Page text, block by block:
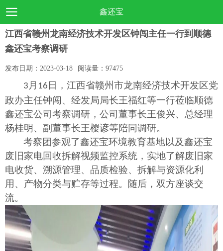
鑫还宝
江西省赣州龙南经济技术开发区钟闯主任一行到顺德
鑫还宝考察调研
发布日期： 2023-03-18 阅读量： 97475
3 月 16 日， 江西省赣州市龙南经济技术开发区党
政办主任钟闯、经发局局长王福红等一行莅临顺德
鑫还宝公司考察调研 ，公司董事长王俊兴、总经理
杨桂明、副董事长王樱谚等陪同调研。
考察团参观了鑫还宝环境教育基地以及鑫还宝
废旧家电回收拆解视频监控系统， 实地了解废旧家
电收货、 溯源管理、品质检验、 拆解与资源化利
用、产物分类与贮存等过程。随后， 双方座谈交
流。